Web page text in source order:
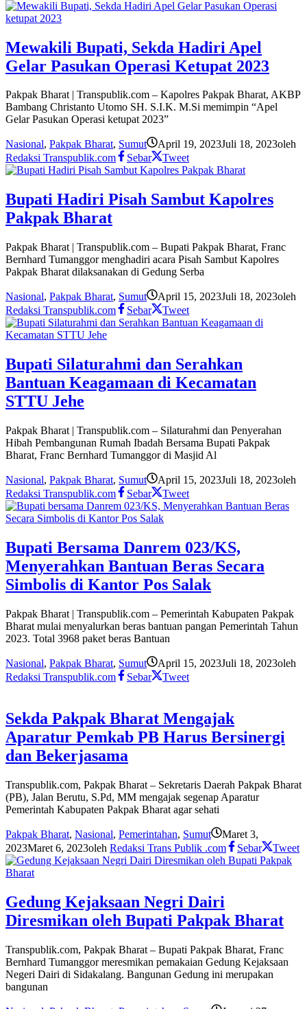
Mewakili Bupati, Sekda Hadiri Apel
Gelar Pasukan Operasi Ketupat 2023
Pakpak Bharat | Transpublik.com – Kapolres Pakpak Bharat, AKBP
Bambang Christanto Utomo SH. S.I.K. M.Si memimpin “Apel
Gelar Pasukan Operasi ketupat 2023”
Nasional, Pakpak Bharat, Sumut April 19, 2023Juli 18, 2023oleh
Redaksi Transpublik.com
Sebar Tweet
Bupati Hadiri Pisah Sambut Kapolres
Pakpak Bharat
Pakpak Bharat | Transpublik.com – Bupati Pakpak Bharat, Franc
Bernhard Tumanggor menghadiri acara Pisah Sambut Kapolres
Pakpak Bharat dilaksanakan di Gedung Serba
Nasional, Pakpak Bharat, Sumut April 15, 2023Juli 18, 2023oleh
Redaksi Transpublik.com
Sebar Tweet
Bupati Silaturahmi dan Serahkan
Bantuan Keagamaan di Kecamatan
STTU Jehe
Pakpak Bharat | Transpublik.com – Silaturahmi dan Penyerahan
Hibah Pembangunan Rumah Ibadah Bersama Bupati Pakpak
Bharat, Franc Bernhard Tumanggor di Masjid Al
Nasional, Pakpak Bharat, Sumut April 15, 2023Juli 18, 2023oleh
Redaksi Transpublik.com
Sebar Tweet
Bupati Bersama Danrem 023/KS,
Menyerahkan Bantuan Beras Secara
Simbolis di Kantor Pos Salak
Pakpak Bharat | Transpublik.com – Pemerintah Kabupaten Pakpak
Bharat mulai menyalurkan beras bantuan pangan Pemerintah Tahun
2023. Total 3968 paket beras Bantuan
Nasional, Pakpak Bharat, Sumut April 15, 2023Juli 18, 2023oleh
Redaksi Transpublik.com
Sebar Tweet
Sekda Pakpak Bharat Mengajak
Aparatur Pemkab PB Harus Bersinergi
dan Bekerjasama
Transpublik.com, Pakpak Bharat – Sekretaris Daerah Pakpak Bharat
(PB), Jalan Berutu, S.Pd, MM mengajak segenap Aparatur
Pemerintah Kabupaten Pakpak Bharat agar sehati
Pakpak Bharat, Nasional, Pemerintahan, Sumut
Maret 3,
2023Maret 6, 2023oleh Redaksi Trans Publik .com Sebar Tweet
Gedung Kejaksaan Negri Dairi
Diresmikan oleh Bupati Pakpak Bharat
Transpublik.com, Pakpak Bharat – Bupati Pakpak Bharat, Franc
Bernhard Tumanggor meresmikan pemakaian Gedung Kejaksaan
Negeri Dairi di Sidakalang. Bangunan Gedung ini merupakan
bangunan